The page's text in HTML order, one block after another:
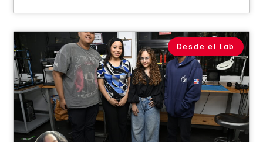
Desde el Lab